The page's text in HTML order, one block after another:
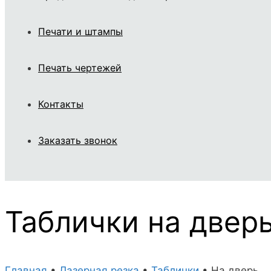
Печати и штампы
Печать чертежей
Контакты
Заказать звонок
Таблички на